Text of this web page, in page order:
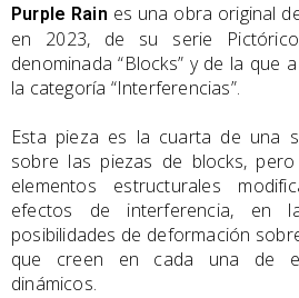
Purple Rain es una obra original
en 2023, de su serie
denominada “Blocks” y de la que
la categoría “Interferencias”.
Esta pieza es la cuarta de una
sobre las piezas de blocks,
elementos estructurales
efectos de interferencia, en
posibilidades de deformación
que creen en cada una de
dinámicos.